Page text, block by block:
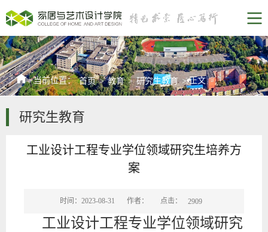
当前位置：首页 > 教育 > 研究生教育 >正文
研究生教育
工业设计工程专业学位领域研究生培养方
案
时间：2023-08-31 作者： 点击： 2909
工业设计工程专业学位领域研究